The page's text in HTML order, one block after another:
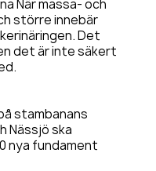
När massa- och
större innebär
Det
det är inte säkert
stambanans
Nässjö ska
nya fundament